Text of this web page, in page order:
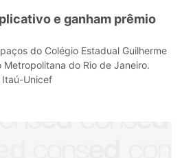
e ganham prêmio
do Colégio Estadual Guilherme
Metropolitana do Rio de Janeiro.
Itaú-Unicef